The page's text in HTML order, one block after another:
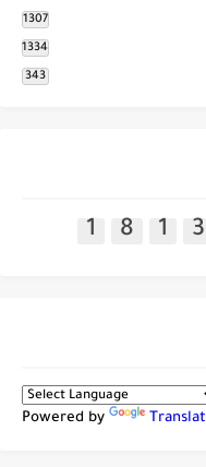
1307
1334
343
1 8 1 3
Powered by